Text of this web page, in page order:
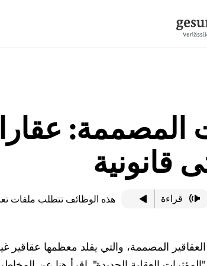
المصممة:
قانونية
قراءة هذه الوظائف تتطلب ملفات
المصممة، والتي يقلد معظمها عقاقير